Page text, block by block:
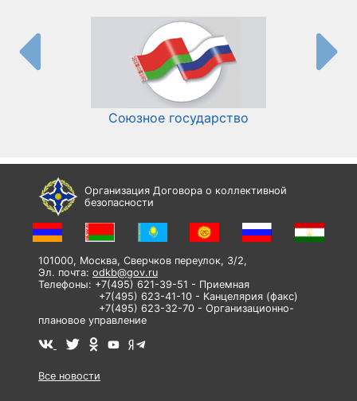
Союзное государство
Организация Договора о коллективной
безопасности
101000, Москва, Сверчков переулок, 3/2,
Эл. почта: odkb@gov.ru
Телефоны: +7(495) 621-39-51 - Приемная
+7(495) 623-41-10 - Канцелярия (факс)
+7(495) 623-32-70 - Организационно-
плановое управление
Все новости